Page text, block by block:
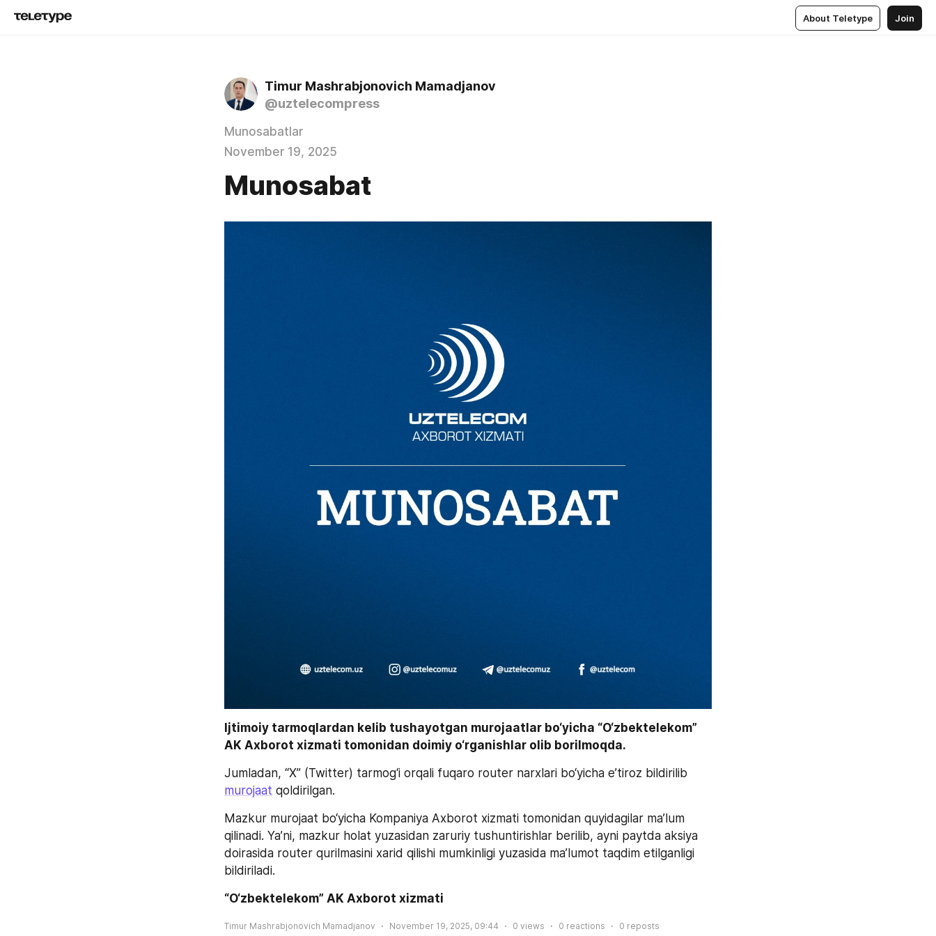
About Teletype Join
Timur Mashrabjonovich Mamadjanov
@uztelecompress
Munosabatlar
November 19, 2025
Munosabat
Ijtimoiy tarmoqlardan kelib tushayotgan murojaatlar bo‘yicha “O‘zbektelekom”
AK Axborot xizmati tomonidan doimiy o‘rganishlar olib borilmoqda.
murojaat qoldirilgan.
Mazkur murojaat bo‘yicha Kompaniya Axborot xizmati tomonidan quyidagilar ma’lum
qilinadi. Ya’ni, mazkur holat yuzasidan zaruriy tushuntirishlar berilib, ayni paytda aksiya
doirasida router qurilmasini xarid qilishi mumkinligi yuzasida ma’lumot taqdim etilganligi
bildiriladi.
“O‘zbektelekom” AK Axborot xizmati
Timur Mashrabjonovich Mamadjanov November 19, 2025, 09:44 0 views 0 reactions 0 reposts